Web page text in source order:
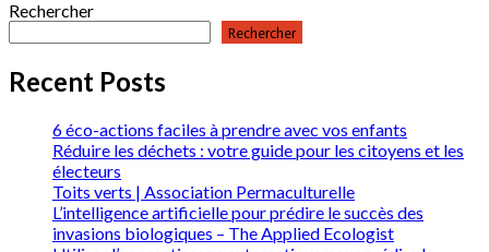
Rechercher
Rechercher
Recent Posts
6 éco-actions faciles à prendre avec vos enfants
Réduire les déchets : votre guide pour les citoyens et les
électeurs
Toits verts | Association Permaculturelle
L’intelligence artificielle pour prédire le succès des
invasions biologiques – The Applied Ecologist